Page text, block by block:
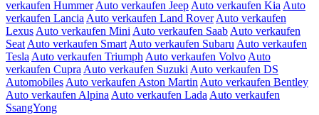
verkaufen Hummer Auto verkaufen Jeep Auto verkaufen Kia Auto
verkaufen Lancia Auto verkaufen Land Rover Auto verkaufen
Lexus Auto verkaufen Mini Auto verkaufen Saab Auto verkaufen
Seat Auto verkaufen Smart Auto verkaufen Subaru Auto verkaufen
Tesla Auto verkaufen Triumph Auto verkaufen Volvo Auto
verkaufen Cupra Auto verkaufen Suzuki Auto verkaufen DS
Automobiles Auto verkaufen Aston Martin Auto verkaufen Bentley
Auto verkaufen Alpina Auto verkaufen Lada Auto verkaufen
SsangYong